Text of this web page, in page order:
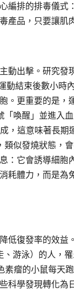
編排的排毒儀
產品，只要讓肌
動出擊。研究
動結束後數小
。更重要的是
喚醒」並進入
，這意味著長
似發燒狀態，
：它會誘導細
耗體力，而是
低復發率的效
游泳）的人，
素瘤的小鼠每天
科學發現轉化